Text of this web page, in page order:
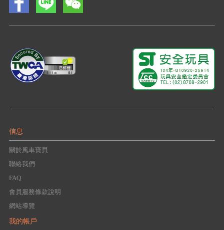
信息
關於風車寶貝
聯絡我們
FAQ
會員服務條款說明
網站導覽
我的帳戶